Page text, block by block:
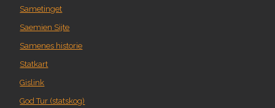
Sametinget
Saemien Sijte
Samenes historie
Statkart
Gislink
God Tur (statskog)